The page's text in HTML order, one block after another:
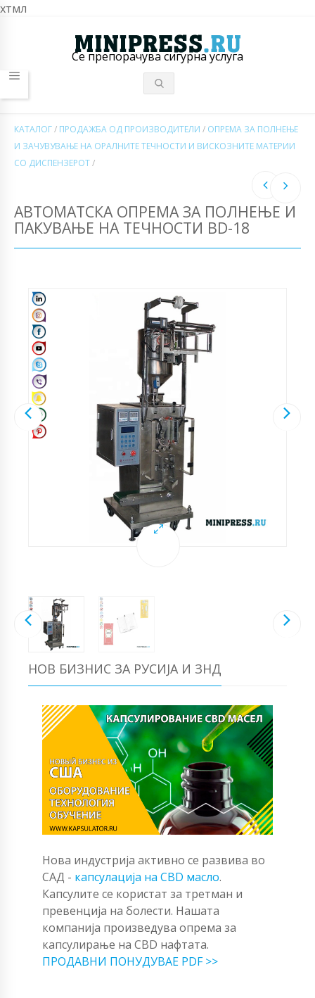
хтмл
Се препорачува сигурна услуга
КАТАЛОГ/ ПРОДАЖБА ОД ПРОИЗВОДИТЕЛИ / ОПРЕМА ЗА ПОЛНЕЊЕ
И ЗАЧУВУВАЊЕ НА ОРАЛНИТЕ ТЕЧНОСТИ И ВИСКОЗНИТЕ МАТЕРИИ
СО ДИСПЕНЗЕРОТ/
АВТОМАТСКА ОПРЕМА ЗА ПОЛНЕЊЕ И
ПАКУВАЊЕ НА ТЕЧНОСТИ BD-18
НОВ БИЗНИС ЗА РУСИЈА И ЗНД
Нова индустрија активно се развива во
САД - капсулација на CBD масло.
Капсулите се користат за третман и
превенција на болести. Нашата
компанија произведува опрема за
капсулирање на CBD нафтата.
ПРОДАВНИ ПОНУДУВАЕ PDF >>